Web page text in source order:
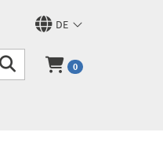
DE
0